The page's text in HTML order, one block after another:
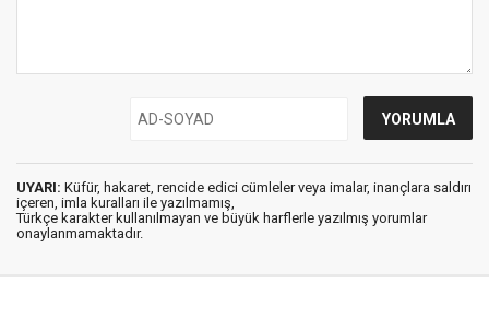
UYARI: Küfür, hakaret, rencide edici cümleler veya imalar, inançlara saldırı
içeren, imla kuralları ile yazılmamış,
Türkçe karakter kullanılmayan ve büyük harflerle yazılmış yorumlar
onaylanmamaktadır.